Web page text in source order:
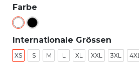
Farbe
Internationale Grössen
XS S M L XL XXL 3XL 4XL